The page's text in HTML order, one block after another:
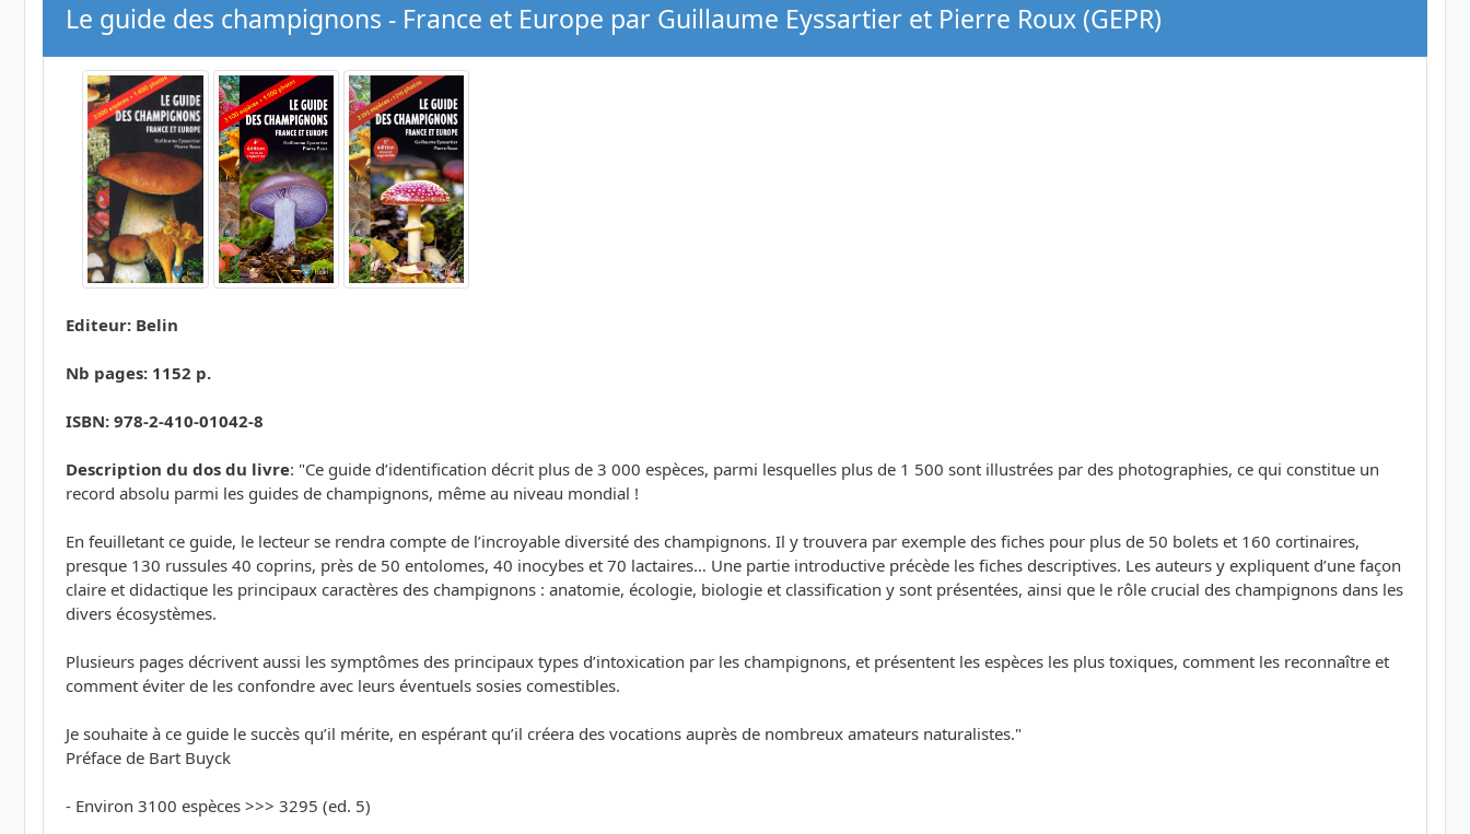
Le guide des champignons - France et Europe par Guillaume Eyssartier et Pierre Roux (GEPR)
Editeur: Belin
Nb pages: 1152 p.
ISBN: 978-2-410-01042-8
Description du dos du livre: "Ce guide d’identification décrit plus de 3 000 espèces, parmi lesquelles plus de 1 500 sont illustrées par des photographies, ce qui constitue un
record absolu parmi les guides de champignons, même au niveau mondial !
En feuilletant ce guide, le lecteur se rendra compte de l’incroyable diversité des champignons. Il y trouvera par exemple des fiches pour plus de 50 bolets et 160 cortinaires,
presque 130 russules 40 coprins, près de 50 entolomes, 40 inocybes et 70 lactaires… Une partie introductive précède les fiches descriptives. Les auteurs y expliquent d’une façon
claire et didactique les principaux caractères des champignons : anatomie, écologie, biologie et classification y sont présentées, ainsi que le rôle crucial des champignons dans les
divers écosystèmes.
Plusieurs pages décrivent aussi les symptômes des principaux types d’intoxication par les champignons, et présentent les espèces les plus toxiques, comment les reconnaître et
comment éviter de les confondre avec leurs éventuels sosies comestibles.
Je souhaite à ce guide le succès qu’il mérite, en espérant qu’il créera des vocations auprès de nombreux amateurs naturalistes."
Préface de Bart Buyck
- Environ 3100 espèces >>> 3295 (ed. 5)